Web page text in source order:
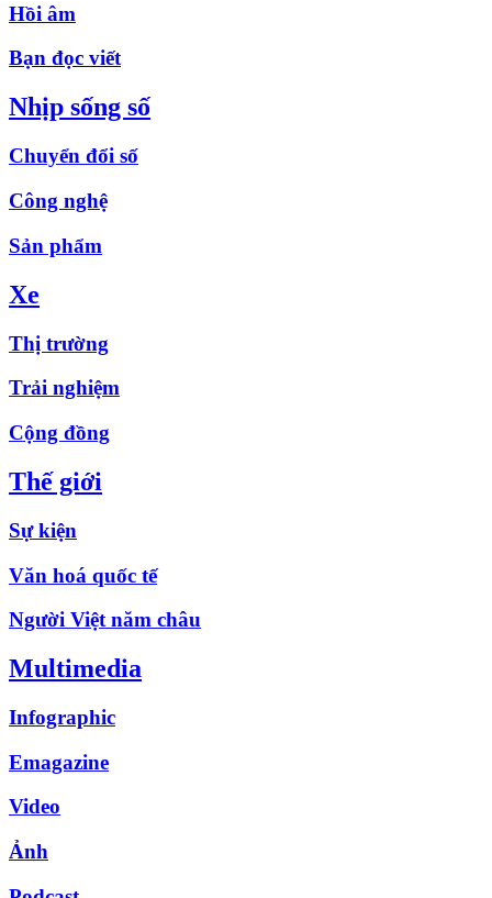
Hồi âm
Bạn đọc viết
Nhịp sống số
Chuyển đổi số
Công nghệ
Sản phẩm
Xe
Thị trường
Trải nghiệm
Cộng đồng
Thế giới
Sự kiện
Văn hoá quốc tế
Người Việt năm châu
Multimedia
Infographic
Emagazine
Video
Ảnh